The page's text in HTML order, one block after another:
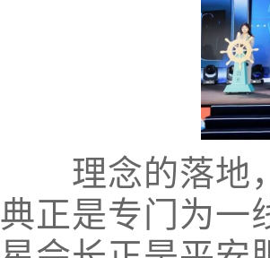
理念的落地，
典正是专门为一